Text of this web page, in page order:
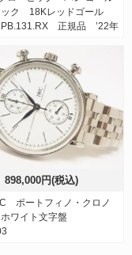
ック 18Kレッドゴール
正規品 ’22年
898,000円(税込)
ポートフィノ・クロノ
ワイト文字盤